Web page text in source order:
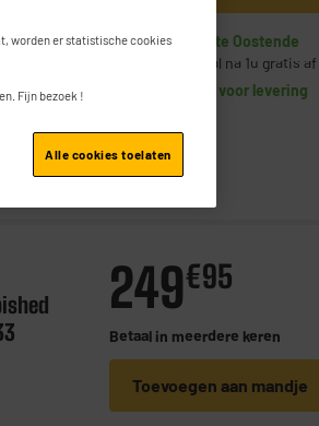
Op voorraad te Oostende
Bestel en haal na 1u gratis af
Beschikbaar voor levering
249€95
Betaal in meerdere keren
Toevoegen aan mandje
worden er statistische cookies
Fijn bezoek !
Alle cookies toelaten